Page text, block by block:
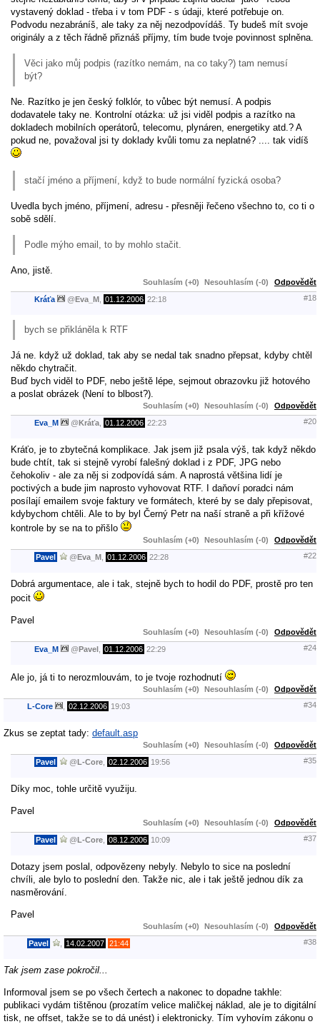
vystavený doklad - třeba i v tom PDF - s údaji, které potřebuje on.
Podvodu nezabráníš, ale taky za něj nezodpovídáš. Ty budeš mít svoje
originály a z těch řádně přiznáš příjmy, tím bude tvoje povinnost splněna.
Věci jako můj podpis (razítko nemám, na co taky?) tam nemusí
být?
Ne. Razítko je jen český folklór, to vůbec být nemusí. A podpis
dodavatele taky ne. Kontrolní otázka: už jsi viděl podpis a razítko na
dokladech mobilních operátorů, telecomu, plynáren, energetiky atd.? A
pokud ne, považoval jsi ty doklady kvůli tomu za neplatné? .... tak vidíš
stačí jméno a příjmení, když to bude normální fyzická osoba?
Uvedla bych jméno, příjmení, adresu - přesněji řečeno všechno to, co ti o
sobě sdělí.
Podle mýho email, to by mohlo stačit.
Ano, jistě.
Souhlasím (+0) Nesouhlasím (-0) Odpovědět
Kráťa @Eva_M 01.12.2006 22:18 #18
bych se přikláněla k RTF
Já ne. když už doklad, tak aby se nedal tak snadno přepsat, kdyby chtěl
někdo chytračit.
Buď bych viděl to PDF, nebo ještě lépe, sejmout obrazovku již hotového
a poslat obrázek (Není to blbost?).
Souhlasím (+0) Nesouhlasím (-0) Odpovědět
Eva_M @Kráťa 01.12.2006 22:23 #20
Kráťo, je to zbytečná komplikace. Jak jsem již psala výš, tak když někdo
bude chtít, tak si stejně vyrobí falešný doklad i z PDF, JPG nebo
čehokoliv - ale za něj si zodpovídá sám. A naprostá většina lidí je
poctivých a bude jim naprosto vyhovovat RTF. I daňoví poradci nám
posílají emailem svoje faktury ve formátech, které by se daly přepisovat,
kdybychom chtěli. Ale to by byl Černý Petr na naší straně a při křížové
kontrole by se na to přišlo
Souhlasím (+0) Nesouhlasím (-0) Odpovědět
Pavel @Eva_M 01.12.2006 22:28 #22
Dobrá argumentace, ale i tak, stejně bych to hodil do PDF, prostě pro ten
pocit
Pavel
Souhlasím (+0) Nesouhlasím (-0) Odpovědět
Eva_M @Pavel 01.12.2006 22:29 #24
Ale jo, já ti to nerozmlouvám, to je tvoje rozhodnutí
Souhlasím (+0) Nesouhlasím (-0) Odpovědět
L-Core 02.12.2006 19:03 #34
Zkus se zeptat tady: default.asp
Souhlasím (+0) Nesouhlasím (-0) Odpovědět
Pavel @L-Core 02.12.2006 19:56 #35
Díky moc, tohle určitě využiju.
Pavel
Souhlasím (+0) Nesouhlasím (-0) Odpovědět
Pavel @L-Core 08.12.2006 10:09 #37
Dotazy jsem poslal, odpovězeny nebyly. Nebylo to sice na poslední
chvíli, ale bylo to poslední den. Takže nic, ale i tak ještě jednou dík za
nasměrování.
Pavel
Souhlasím (+0) Nesouhlasím (-0) Odpovědět
Pavel 14.02.2007 21:44 #38
Tak jsem zase pokročil...
Informoval jsem se po všech čertech a nakonec to dopadne takhle:
publikaci vydám tištěnou (prozatím velice maličkej náklad, ale je to digitální
tisk, ne offset, takže se to dá unést) i elektronicky. Tím vyhovím zákonu o